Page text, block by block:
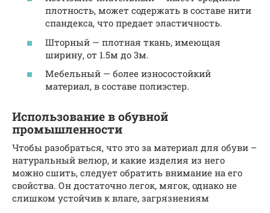
плотность, может содержать в составе нити
спандекса, что предает эластичность.
Шторный — плотная ткань, имеющая
ширину, от 1.5м до 3м.
Мебельный — более износостойкий
материал, в составе полиэстер.
Использование в обувной
промышленности
Чтобы разобраться, что это за материал для обуви –
натуральный велюр, и какие изделия из него
можно сшить, следует обратить внимание на его
свойства. Он достаточно легок, мягок, однако не
слишком устойчив к влаге, загрязнениям